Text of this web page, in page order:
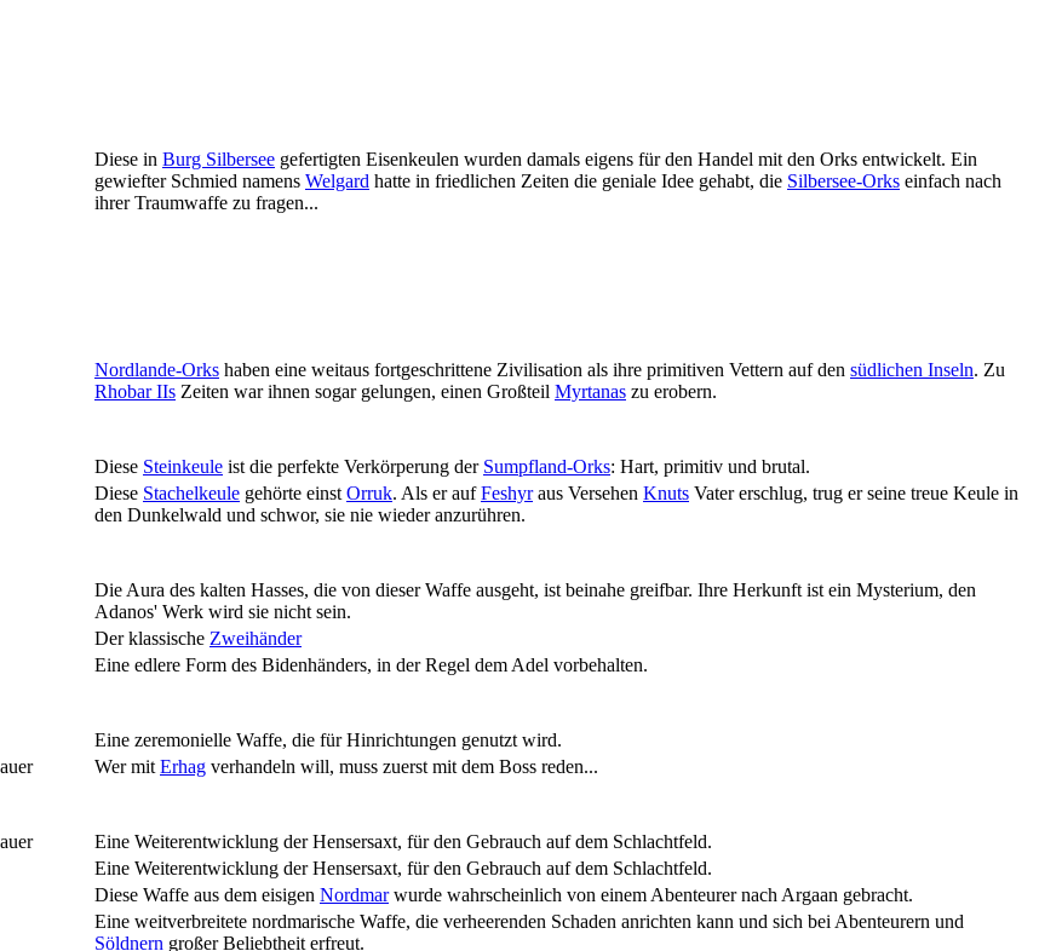
Diese in Burg Silbersee gefertigten Eisenkeulen wurden damals eigens für den Handel mit den Orks entwickelt. Ein
gewiefter Schmied namens Welgard hatte in friedlichen Zeiten die geniale Idee gehabt, die Silbersee-Orks einfach nach
ihrer Traumwaffe zu fragen...
Nordlande-Orks haben eine weitaus fortgeschrittene Zivilisation als ihre primitiven Vettern auf den südlichen Inseln. Zu
Rhobar IIs Zeiten war ihnen sogar gelungen, einen Großteil Myrtanas zu erobern.
Diese Steinkeule ist die perfekte Verkörperung der Sumpfland-Orks: Hart, primitiv und brutal.
Diese Stachelkeule gehörte einst Orruk. Als er aufFeshyraus Versehen Knuts Vater erschlug, trug er seine treue Keule in
den Dunkelwald und schwor, sie nie wieder anzurühren.
Die Aura des kalten Hasses, die von dieser Waffe ausgeht, ist beinahe greifbar. Ihre Herkunft ist ein Mysterium, den
Adanos' Werk wird sie nicht sein.
Der klassische Zweihänder
Eine edlere Form des Bidenhänders, in der Regel dem Adel vorbehalten.
Eine zeremonielle Waffe, die für Hinrichtungen genutzt wird.
Wer mit Erhag verhandeln will, muss zuerst mit dem Boss reden...
Eine Weiterentwicklung der Hensersaxt, für den Gebrauch auf dem Schlachtfeld.
Eine Weiterentwicklung der Hensersaxt, für den Gebrauch auf dem Schlachtfeld.
Diese Waffe aus dem eisigen Nordmarwurde wahrscheinlich von einem Abenteurer nach Argaan gebracht.
Eine weitverbreitete nordmarische Waffe, die verheerenden Schaden anrichten kann und sich bei Abenteurern und
Söldnern großer Beliebtheit erfreut.